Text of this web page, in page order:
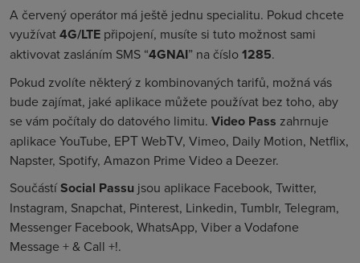
A červený operátor má ještě jednu specialitu. Pokud chcete
využívat4G/LTE připojení, musíte si tuto možnost sami
aktivovat zasláním SMS “4GNAI” na číslo1285.
Pokud zvolíte některý z kombinovaných tarifů, možná vás
bude zajímat, jaké aplikace můžete používat bez toho, aby
se vám počítaly do datového limitu. Video Pass zahrnuje
aplikace YouTube, EΡΤ WebΤV, Vimeo, Daily Motion, Netflix,
Napster, Spotify, Amazon Prime Video a Deezer.
SoučástíSocial Passu jsou aplikace Facebook, Twitter,
Instagram, Snapchat, Pinterest, Linkedin, Tumblr, Telegram,
Messenger Facebook, WhatsApp, Viber a Vodafone
Message + & Call +!.